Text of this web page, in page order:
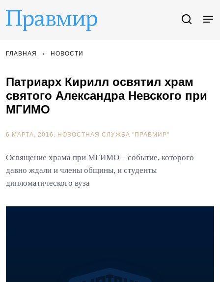
ГЛАВНАЯ НОВОСТИ
Патриарх Кирилл освятил храм
святого Александра Невского при
МГИМО
6 МАРТА, 2016. НОВОСТНАЯ СЛУЖБА "ПРАВМИР"
Освящение храма при МГИМО – событие, которого
давно ждали и члены общины, и студенты
дипломатического вуза